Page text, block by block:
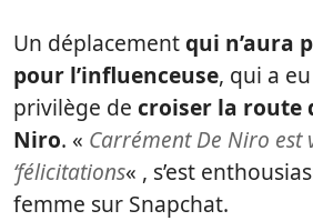
Un déplacementqui n’aura
pour l’influenceuse, qui a
privilège de croiser la route
Niro. « Carrément De Niro est
‘félicitations« , s’est
femme sur Snapchat.